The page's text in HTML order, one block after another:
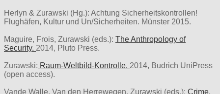
Herlyn & Zurawski (Hg.): Achtung Sicherheitskontrollen!
Flughäfen, Kultur und Un/Sicherheiten. Münster 2015.
Maguire, Frois, Zurawski (eds.): The Anthropology of
Security. 2014, Pluto Press.
Zurawski: Raum-Weltbild-Kontrolle. 2014, Budrich UniPress
(open access).
Vande Walle, Van den Herrewegen, Zurawski (eds.): Crime,